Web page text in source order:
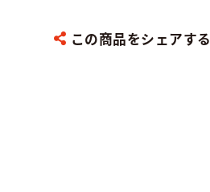
この商品をシェアする